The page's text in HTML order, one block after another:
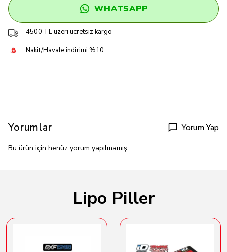
WHATSAPP
4500 TL üzeri ücretsiz kargo
Nakit/Havale indirimi %10
Yorumlar Yorum Yap
Bu ürün için henüz yorum yapılmamış.
Lipo Piller